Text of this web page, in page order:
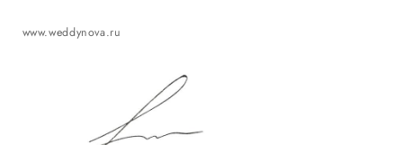
www.weddynova.ru